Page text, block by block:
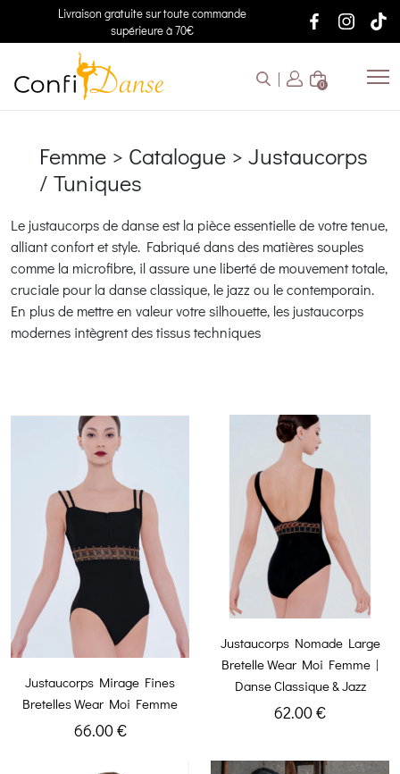
Livraison gratuite sur toute commande
supérieure à 70€
0
Femme > Catalogue > Justaucorps
/ Tuniques
Le justaucorps de danse est la pièce essentielle de votre tenue,
alliant confort et style. Fabriqué dans des matières souples
comme la microfibre, il assure une liberté de mouvement totale,
cruciale pour la danse classique, le jazz ou le contemporain.
En plus de mettre en valeur votre silhouette, les justaucorps
modernes intègrent des tissus techniques
Justaucorps Mirage Fines
Bretelles Wear Moi Femme
66.00 €
Justaucorps Nomade Large
Bretelle Wear Moi Femme |
Danse Classique & Jazz
62.00 €